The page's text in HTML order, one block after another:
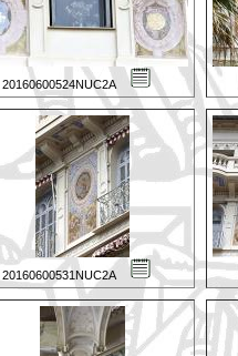
20160600524NUC2A
20160600531NUC2A